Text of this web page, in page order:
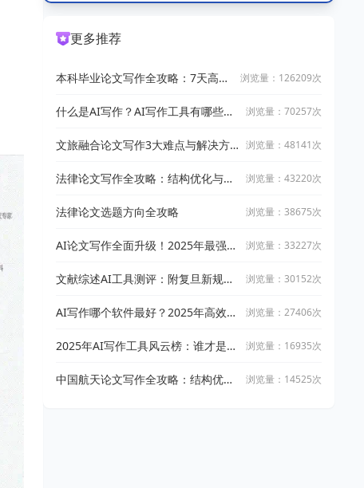
更多推荐
本科毕业论文写作全攻略：7天高效
浏览量：126209次
什么是AI写作？AI写作工具有哪些？
浏览量：70257次
文旅融合论文写作3大难点与解决方
浏览量：48141次
法律论文写作全攻略：结构优化与文
浏览量：43220次
法律论文选题方向全攻略 浏览量：38675次
AI论文写作全面升级！2025年最强写
稿
浏览量：33227次
文献综述AI工具测评：附复旦新规下
浏览量：30152次
AI写作哪个软件最好？2025年高效智
浏览量：27406次
2025年AI写作工具风云榜：谁才是真
浏览量：16935次
中国航天论文写作全攻略：结构优化
浏览量：14525次